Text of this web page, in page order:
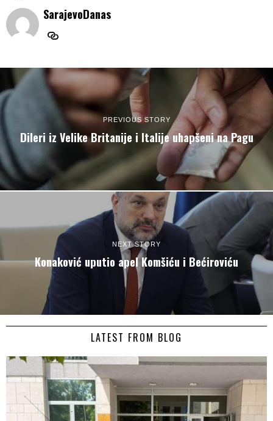
SarajevoDanas
PREVIOUS STORY
Dileri iz Velike Britanije i Italije uhapšeni na Pagu
NEXT STORY
Konaković uputio apel Komšiću i Bećiroviću
LATEST FROM BLOG